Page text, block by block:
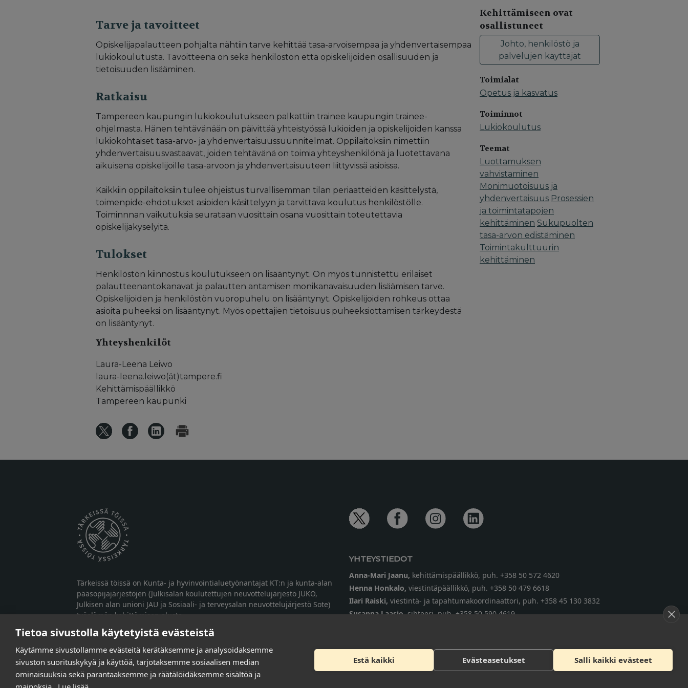
Tarve ja tavoitteet
Opiskelijapalautteen pohjalta nähtiin tarve kehittää tasa-arvoisempaa ja yhdenvertaisempaa
lukiokoulutusta. Tavoitteena on sekä henkilöstön että opiskelijoiden osallisuuden ja
tietoisuuden lisääminen.
Ratkaisu
Tampereen kaupungin lukiokoulutukseen palkattiin trainee kaupungin trainee-
ohjelmasta. Hänen tehtävänään on päivittää yhteistyössä lukioiden ja opiskelijoiden kanssa
lukiokohtaiset tasa-arvo- ja yhdenvertaisuussuunnitelmat. Oppilaitoksiin nimettiin
yhdenvertaisuusvastaavat, joiden tehtävänä on toimia yhteyshenkilönä ja luotettavana
aikuisena opiskelijoille tasa-arvoon ja yhdenvertaisuuteen liittyvissä asioissa.
Kaikkiin oppilaitoksiin tulee ohjeistus turvallisemman tilan periaatteiden käsittelystä,
toimenpide-ehdotukset asioiden käsittelyyn ja tarvittava koulutus henkilöstölle.
Toiminnnan vaikutuksia seurataan vuosittain osana vuosittain toteutettavia
opiskelijakyselyitä.
Tulokset
Henkilöstön kiinnostus koulutukseen on lisääntynyt. On myös tunnistettu erilaiset
palautteenantokanavat ja palautten antamisen monikanavaisuuden lisäämisen tarve.
Opiskelijoiden ja henkilöstön vuoropuhelu on lisääntynyt. Opiskelijoiden rohkeus ottaa
asioita puheeksi on lisääntynyt. Myös opettajien tietoisuus puheeksiottamisen tärkeydestä
on lisääntynyt.
Yhteyshenkilöt
Laura-Leena Leiwo
laura-leena.leiwo(ät)tampere.fi
Kehittämispäällikkö
Tampereen kaupunki
Kehittämiseen ovat
osallistuneet
Johto, henkilöstö ja
palvelujen käyttäjät
Toimialat
Opetus ja kasvatus
Toiminnot
Lukiokoulutus
Teemat
Luottamuksen
vahvistaminen
Monimuotoisuus ja
yhdenvertaisuus Prosessien
ja toimintatapojen
kehittäminen Sukupuolten
tasa-arvon edistäminen
Toimintakulttuurin
kehittäminen
Tärkeissä töissä on Kunta- ja hyvinvointialuetyönantajat KT:n ja kunta-alan
pääsopijajärjestöjen (Julkisalan koulutettujen neuvottelujärjestö JUKO,
Julkisen alan unioni JAU ja Sosiaali- ja terveysalan neuvottelujärjestö Sote)
työelämän kehittämisen alusta.
YHTEYSTIEDOT
Anna-Mari Jaanu, kehittämispäällikkö, puh. +358 50 572 4620
Henna Honkalo, viestintäpäällikkö, puh. +358 50 479 6618
Ilari Raiski, viestintä- ja tapahtumakoordinaattori, puh. +358 45 130 3832
Susanna Laasio, sihteeri,puh. +358 50 590 4619
Tilaa uutiskirje Tietosuojaseloste Saavutettavuusseloste
Tietoa sivustolla käytetyistä evästeistä
Käytämme sivustollamme evästeitä kerätäksemme ja analysoidaksemme
sivuston suorituskykyä ja käyttöä, tarjotaksemme sosiaalisen median
ominaisuuksia sekä parantaaksemme ja räätälöidäksemme sisältöä ja
Estä kaikki Evästeasetukset Salli kaikki evästeet